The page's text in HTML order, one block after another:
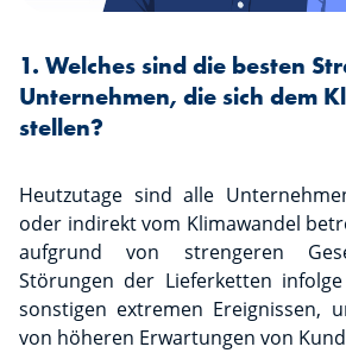
1. Welches sind die besten
Unternehmen, die sich dem
stellen?
Heutzutage sind alle
oder indirekt vom Klimawandel
aufgrund von strengeren
Störungen der Lieferketten
sonstigen extremen Ereignissen,
von höheren Erwartungen von